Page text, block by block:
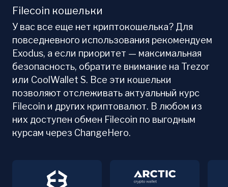
Filecoin кошельки
У вас все еще нет криптокошелька? Для
повседневного использования рекомендуем
Exodus, а если приоритет — максимальная
безопасность, обратите внимание на Trezor
или CoolWallet S. Все эти кошельки
позволяют отслеживать актуальный курс
Filecoin и других криптовалют. В любом из
них доступен обмен Filecoin по выгодным
курсам через ChangeHero.